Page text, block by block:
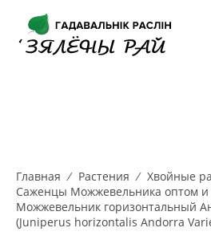
Главная Растения
Хвойные
Саженцы Можжевельника оптом и
Можжевельник горизонтальный
(Juniperus horizontalis Andorra